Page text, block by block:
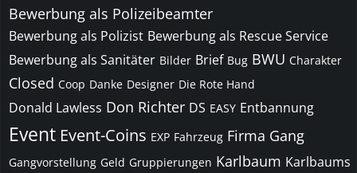
Bewerbung als Polizeibeamter
Bewerbung als Polizist Bewerbung als Rescue Service
Bewerbung als Sanitäter Bilder Brief Bug BWU Charakter
Closed Coop Danke Designer Die Rote Hand
Donald Lawless Don Richter DS EASY Entbannung
Event Event-Coins EXP Fahrzeug Firma Gang
Gangvorstellung Geld Gruppierungen Karlbaum Karlbaums